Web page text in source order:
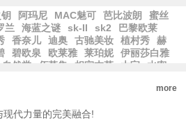
阿玛尼 MAC魅可 芭比波朗
蜜丝
兰 海蓝之谜 sk-II sk2
巴黎欧莱
香奈儿 迪奥 古驰美妆 植村秀
赫
碧欧泉 欧莱雅 莱珀妮
伊丽莎白雅
自然堂 佰草集 相宜本草 大宝
水密
more
代力量的完美融合!